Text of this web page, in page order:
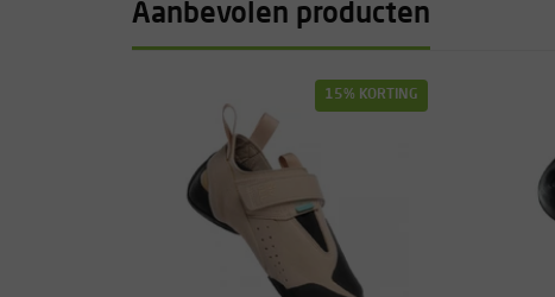
Aanbevolen producten
15% KORTING